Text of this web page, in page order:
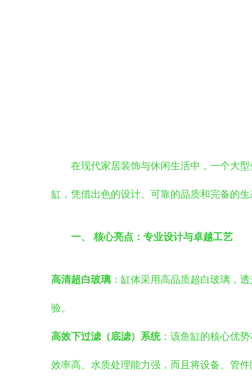
在现代家居装饰与休闲生活中，一个大
缸，凭借出色的设计、可靠的品质和完备的
一、 核心亮点：专业设计与卓越工艺
高清超白玻璃 ：缸体采用高品质超白玻璃，
验。
高效下过滤（底滤）系统：该鱼缸的核心优
效率高、水质处理能力强，而且将设备、管